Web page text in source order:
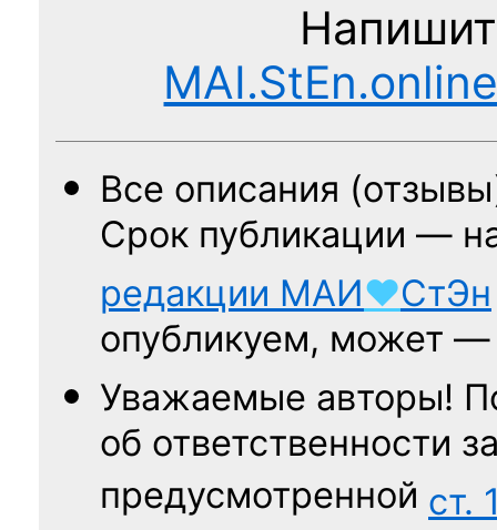
Все описания
Срок публикации —
редакции МАИ♥СтЭн
опубликуем, может
Уважаемые авторы!
об ответственности
предусмотренной ст.